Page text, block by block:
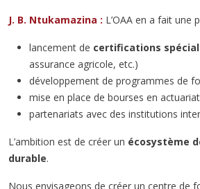
J. B. Ntukamazina : L’OAA en a fait une
lancement de certifications
assurance agricole, etc.)
développement de programmes de
mise en place de bourses en
partenariats avec des institutions
L’ambition est de créer un écosystème
durable.
Nous envisageons de créer un centre de